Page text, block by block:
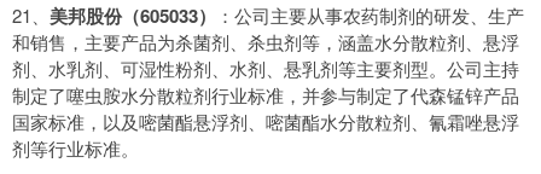
21、 美邦股份（605033）
：公司主要从事农药制剂的研发、生产
和销售，主要产品为杀菌剂、杀虫剂等，涵盖水分散粒剂、悬浮
剂、水乳剂、可湿性粉剂、水剂、悬乳剂等主要剂型。公司主持
制定了噻虫胺水分散粒剂行业标准，并参与制定了代森锰锌产品
国家标准，以及嘧菌酯悬浮剂、嘧菌酯水分散粒剂、氰霜唑悬浮
剂等行业标准。